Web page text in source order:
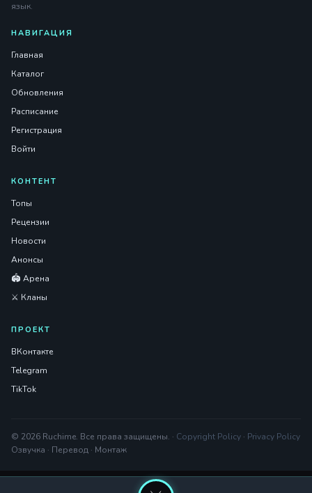
язык.
НАВИГАЦИЯ
Главная
Каталог
Обновления
Расписание
Регистрация
Войти
КОНТЕНТ
Топы
Рецензии
Новости
Анонсы
🏟️ Арена
⚔️ Кланы
ПРОЕКТ
ВКонтакте
Telegram
TikTok
© 2026 Ruchime. Все права защищены. · Copyright Policy · Privacy Policy
Озвучка · Перевод · Монтаж